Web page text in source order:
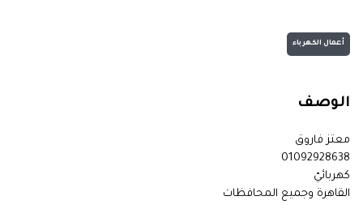
أعمال الكهرباء
الوصف
معتز فاروق
01092928638
كهربائيّ
القاهرة وجميع المحافظات